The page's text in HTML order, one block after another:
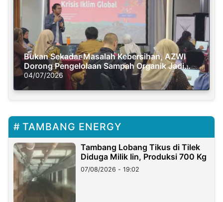
Bukan Sekadar Masalah Kebersihan, AZWI
Dorong Pengelolaan Sampah Organik Jadi
Solusi Krisis Iklim
04/07/2026
TAMBANG ENERGY
Tambang Lobang Tikus di Tilek
Diduga Milik Iin, Produksi 700 Kg
07/08/2026 - 19:02